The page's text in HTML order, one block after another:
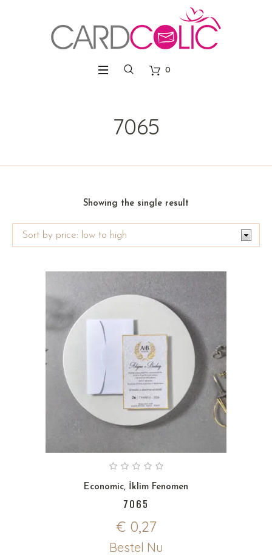
0
7065
Showing the single result
Economic, İklim Fenomen
7065
€ 0,27
Bestel Nu